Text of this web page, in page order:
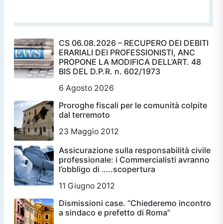
CS 06.08.2026 – RECUPERO DEI DEBITI
ERARIALI DEI PROFESSIONISTI, ANC
PROPONE LA MODIFICA DELL’ART. 48
BIS DEL D.P.R. n. 602/1973
6 Agosto 2026
Proroghe fiscali per le comunità colpite
dal terremoto
23 Maggio 2012
Assicurazione sulla responsabilità civile
professionale: i Commercialisti avranno
l’obbligo di …..scopertura
11 Giugno 2012
Dismissioni case. “Chiederemo incontro
a sindaco e prefetto di Roma”